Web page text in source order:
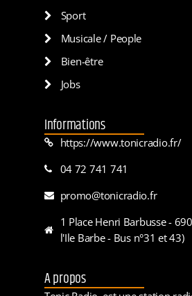
Sport
Musicale / People
Bien-être
Jobs
Informations
https://www.tonicradio.fr/
04 72 741 741
promo@tonicradio.fr
1 Place Henri Barbusse -
l'Ile Barbe - Bus n°31 et 43)
A propos